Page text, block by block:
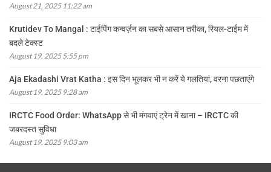
August 21, 2025 11:22 am
Krutidev To Mangal : टाईपिंग कन्वर्ज़न का सबसे आसान तरीका, रियल-टाईम में
बदले टेक्स्ट
August 19, 2025 5:55 pm
Aja Ekadashi Vrat Katha : इस दिन भूलकर भी न करें ये गलतियां, वरना पछताएंगे
August 19, 2025 9:28 am
IRCTC Food Order: WhatsApp से भी मंगवाएं ट्रेन में खाना – IRCTC की
जबरदस्त सुविधा
August 19, 2025 9:03 am